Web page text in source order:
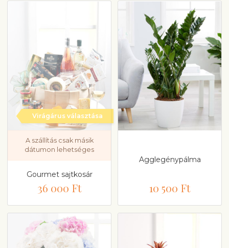
Virágárus választása
A szállítás csak másik
dátumon lehetséges
Gourmet sajtkosár
36 000 Ft
Agglegénypálma
10 500 Ft